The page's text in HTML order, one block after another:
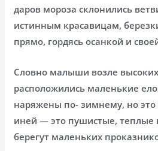
даров мороза склонились
истинным красавицам,
прямо, гордясь осанкой и
Словно малыши возле
расположились маленькие
наряжены по- зимнему, но это
иней — это пушистые, теплые
берегут маленьких